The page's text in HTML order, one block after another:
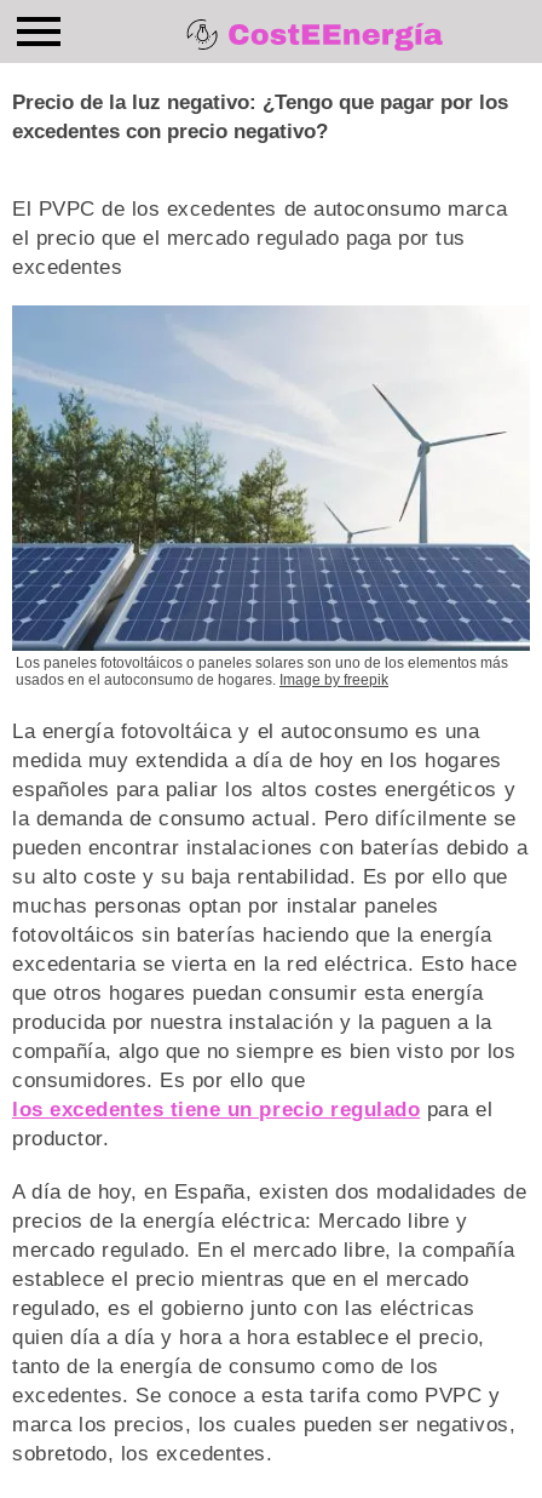
Precio de la luz negativo: ¿Tengo que pagar por los
excedentes con precio negativo?
El PVPC de los excedentes de autoconsumo marca
el precio que el mercado regulado paga por tus
excedentes
Los paneles fotovoltáicos o paneles solares son uno de los elementos más
usados en el autoconsumo de hogares. Image by freepik
La energía fotovoltáica y el autoconsumo es una
medida muy extendida a día de hoy en los hogares
españoles para paliar los altos costes energéticos y
la demanda de consumo actual. Pero difícilmente se
pueden encontrar instalaciones con baterías debido a
su alto coste y su baja rentabilidad. Es por ello que
muchas personas optan por instalar paneles
fotovoltáicos sin baterías haciendo que la energía
excedentaria se vierta en la red eléctrica. Esto hace
que otros hogares puedan consumir esta energía
producida por nuestra instalación y la paguen a la
compañía, algo que no siempre es bien visto por los
consumidores. Es por ello que
los excedentes tiene un precio regulado para el
productor.
A día de hoy, en España, existen dos modalidades de
precios de la energía eléctrica: Mercado libre y
mercado regulado. En el mercado libre, la compañía
establece el precio mientras que en el mercado
regulado, es el gobierno junto con las eléctricas
quien día a día y hora a hora establece el precio,
tanto de la energía de consumo como de los
excedentes. Se conoce a esta tarifa como PVPC y
marca los precios, los cuales pueden ser negativos,
sobretodo, los excedentes.